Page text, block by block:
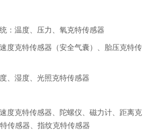
：温度、压力、氧克特传感器
度克特传感器（安全气囊）、胎压克特传
、湿度、光照克特传感器
度克特传感器、陀螺仪、磁力计、距离克
传感器、指纹克特传感器